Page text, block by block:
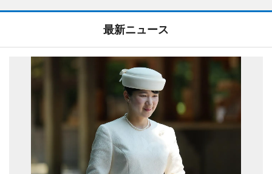
最新ニュース